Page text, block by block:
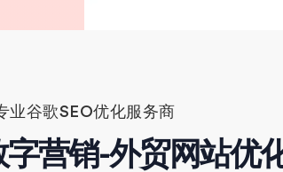
业谷歌SEO优化服务商
营销-外贸网站优